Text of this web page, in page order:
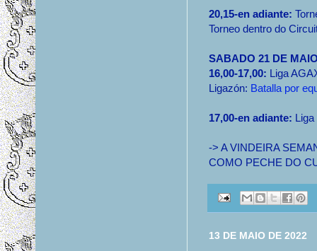
20,15-en adiante:
Torneo dentro do
SABADO 21 DE
16,00-17,00: Liga
Ligazón: Batalla por
17,00-en adiante:
-> A VINDEIRA
COMO PECHE DO
13 DE MAIO DE 2022